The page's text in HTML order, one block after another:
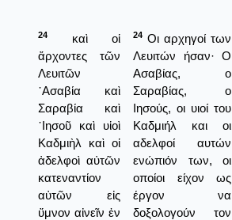
24
καὶ οἱ
ἄρχοντες τῶν
Λευιτῶν
᾿Ασαβία καὶ
Σαραβία καὶ
᾿Ιησοῦ καὶ υἱοὶ
Καδμιὴλ καὶ οἱ
ἀδελφοὶ αὐτῶν
κατεναντίον
αὐτῶν εἰς
ὕμνον αἰνεῖν ἐν
24 Οι αρχηγοί των
Λευιτών ήσαν· Ο
Ασαβίας, ο
Σαραβίας, ο
Ιησούς, οι υιοί του
Καδμιήλ και οι
αδελφοί αυτών
ενώπιόν των, οι
οποίοι είχον ως
έργον να
δοξολογούν τον